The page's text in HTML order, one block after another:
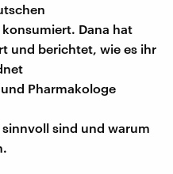
Dana hat
und berichtet, wie es ihr
Pharmakologe
sind und warum